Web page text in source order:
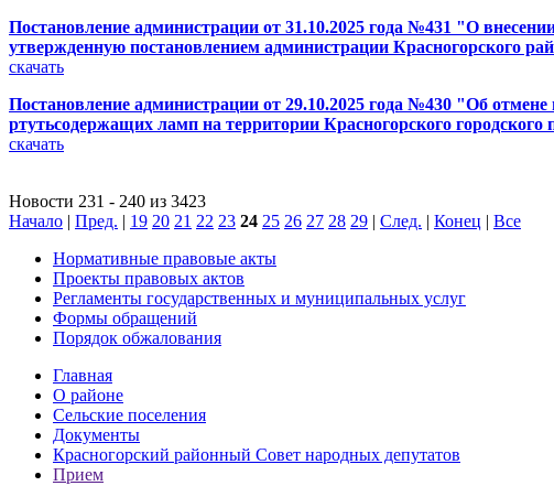
Постановление администрации от 31.10.2025 года №431 "О
утвержденную постановлением администрации Красногорского
скачать
Постановление администрации от 29.10.2025 года №430 "Об
ртутьсодержащих ламп на территории Красногорского городского
скачать
Новости 231 - 240 из 3423
Начало | Пред. | 19 20 21 22 23 24 25 26 27 28 29 | След. | Конец | Все
Нормативные правовые акты
Проекты правовых актов
Регламенты государственных и муниципальных услуг
Формы обращений
Порядок обжалования
Главная
О районе
Сельские поселения
Документы
Красногорский районный Совет народных депутатов
Прием